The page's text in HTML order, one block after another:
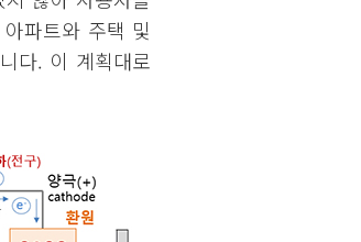
파트와 주택 및
다. 이 계획대로